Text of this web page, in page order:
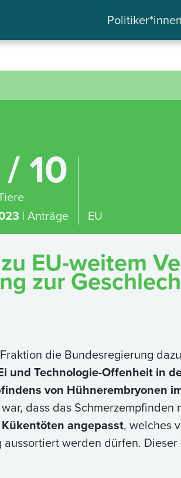
Politiker*innen
10
| Anträge EU
EU-weitem
zur
die Bundesregierung
Technologie-Offenheit in
von Hühnerembryonen
dass das Schmerzempfinden
angepasst, welches
werden dürfen.